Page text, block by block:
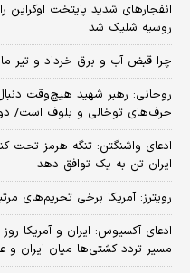
روسیه شلیک شد
چرا قبض آب و برق خرداد و تیر ماه ۳ تا ۴ برابر شده
روحانی: رهبر شهید هیچ‌وقت
حرف‌های توخالی و بلوف است/ دولت در این ۱۴ ماه
ادعای واشنگتن: تنگه هرمز تحت
ایران تن به یک توافق دهد
رویترز: آمریکا برخی تحریم‌های
ادعای آکسیوس: ایران و آمریکا
مسیر تردد کشتی‌ها میان ایران و